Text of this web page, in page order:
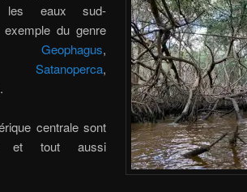
les eaux sud-
du genre
Geophagus,
Satanoperca,
centrale sont
et tout aussi